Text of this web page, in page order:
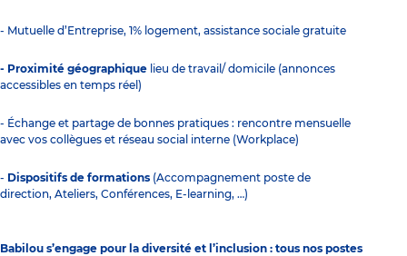
- Mutuelle d’Entreprise, 1% logement, assistance sociale gratuite
- Proximité géographique lieu de travail/ domicile (annonces
accessibles en temps réel)
- Échange et partage de bonnes pratiques : rencontre mensuelle
avec vos collègues et réseau social interne (Workplace)
- Dispositifs de formations (Accompagnement poste de
direction, Ateliers, Conférences, E-learning, …)
Babilou s’engage pour la diversité et l’inclusion : tous nos postes